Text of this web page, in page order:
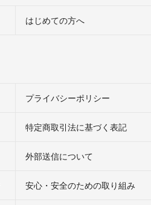
はじめての方へ
プライバシーポリシー
特定商取引法に基づく表記
外部送信について
安心・安全のための取り組み